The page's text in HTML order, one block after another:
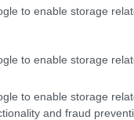
to enable storage
to enable storage
to enable storage
and fraud